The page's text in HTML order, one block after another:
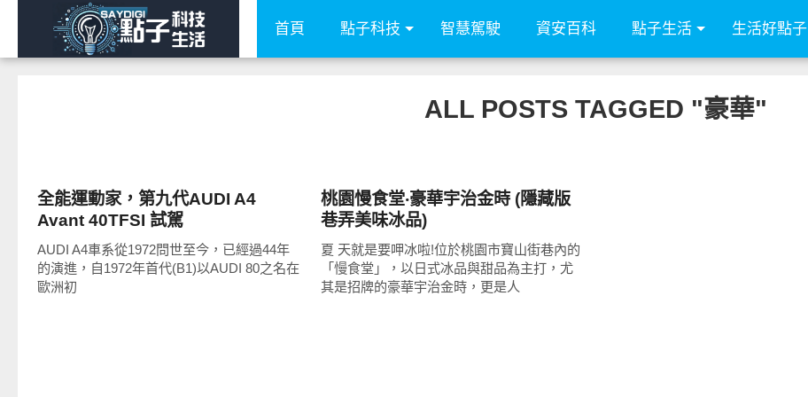
首頁 點子科技 智慧駕駛 資安百科 點子生活 生活好點子
ALL POSTS TAGGED "豪華"
全能運動家，第九代AUDI A4
Avant 40TFSI 試駕
AUDI A4車系從1972問世至今，已經過44年
的演進，自1972年首代(B1)以AUDI 80之名在
歐洲初
桃園慢食堂‧豪華宇治金時 (隱藏版
巷弄美味冰品)
夏 天就是要呷冰啦!位於桃園市寶山街巷內的
「慢食堂」，以日式冰品與甜品為主打，尤
其是招牌的豪華宇治金時，更是人